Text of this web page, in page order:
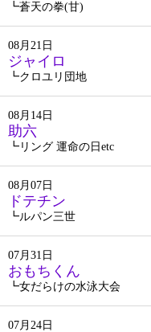
┗蒼天の拳(甘)
08月21日
ジャイロ
┗クロユリ団地
08月14日
助六
┗リング 運命の日etc
08月07日
ドテチン
┗ルパン三世
07月31日
おもちくん
┗女だらけの水泳大会
07月24日